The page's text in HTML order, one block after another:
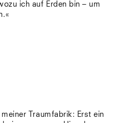
ich auf Erden bin – um
Traumfabrik: Erst ein